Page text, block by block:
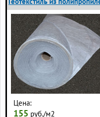
Цена:
155 руб./м2